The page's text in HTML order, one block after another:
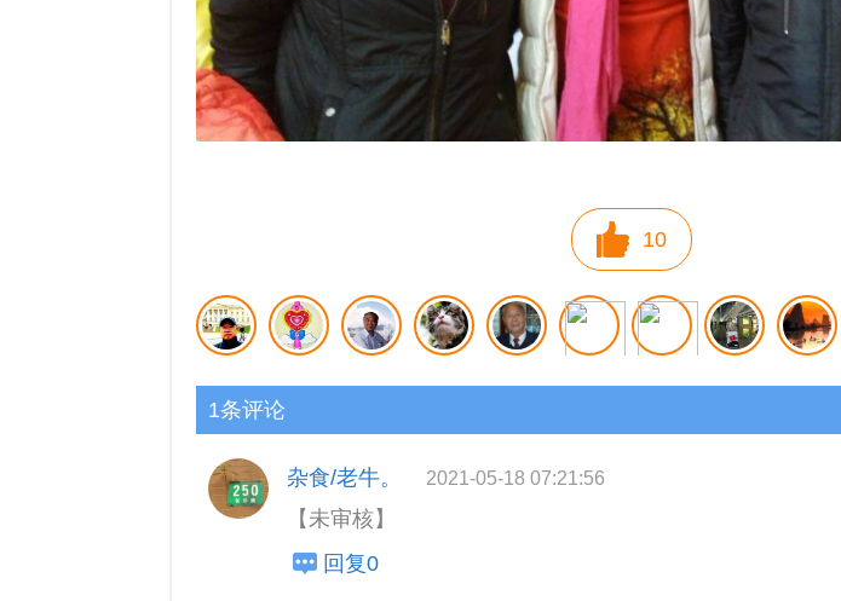
10
1条评论
杂食/老牛。 2021-05-18 07:21:56
【未审核】
回复0